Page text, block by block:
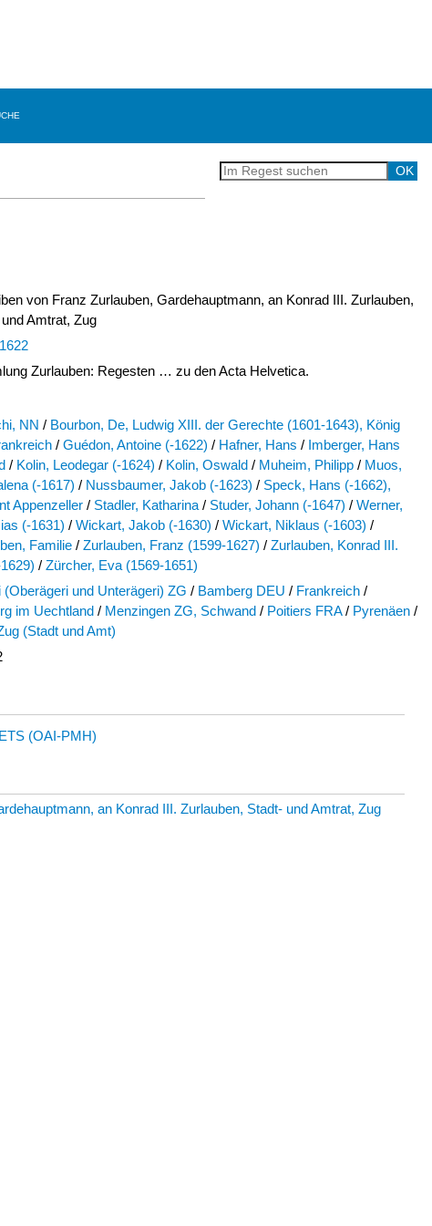
von Franz Zurlauben, Gardehauptmann, an Konrad III. Zurlauben,
Amtrat, Zug
Zurlauben: Regesten … zu den Acta Helvetica.
NN / Bourbon, De, Ludwig XIII. der Gerechte (1601-1643), König
/ Guédon, Antoine (-1622) / Hafner, Hans / Imberger, Hans
/ Kolin, Leodegar (-1624) / Kolin, Oswald / Muheim, Philipp / Muos,
(-1617) / Nussbaumer, Jakob (-1623) / Speck, Hans (-1662),
Appenzeller / Stadler, Katharina / Studer, Johann (-1647) / Werner,
(-1631) / Wickart, Jakob (-1630) / Wickart, Niklaus (-1603) /
Familie / Zurlauben, Franz (1599-1627) / Zurlauben, Konrad III.
/ Zürcher, Eva (1569-1651)
(Oberägeri und Unterägeri) ZG / Bamberg DEU / Frankreich /
im Uechtland / Menzingen ZG, Schwand / Poitiers FRA / Pyrenäen /
(Stadt und Amt)
(OAI-PMH)
an Konrad III. Zurlauben, Stadt- und Amtrat, Zug